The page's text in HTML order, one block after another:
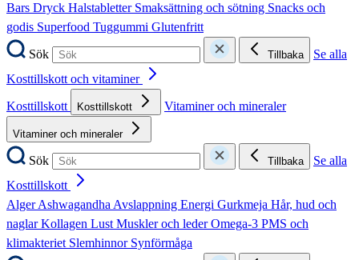
Bars Dryck Halstabletter Smaksättning och sötning Snacks och
godis Superfood Tuggummi Glutenfritt
Sök
Tillbaka
Se alla
Kosttillskott och vitaminer
Kosttillskott
Kosttillskott Vitaminer och mineraler
Vitaminer och mineraler
Sök Tillbaka
Se alla
Kosttillskott
AlgerAshwagandhaAvslappning Energi Gurkmeja Hår, hud och
naglarKollagen LustMuskler och lederOmega-3 PMS och
klimakteriet Slemhinnor Synförmåga